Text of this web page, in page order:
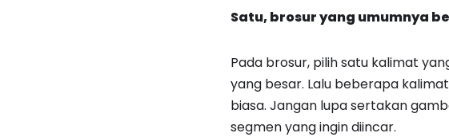
Satu, brosur yang umumnya
Pada brosur, pilih satu kalimat
yang besar. Lalu beberapa
biasa. Jangan lupa sertakan
segmen yang ingin diincar.